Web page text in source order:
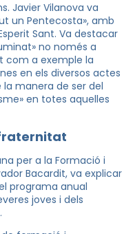
Javier Vilanova va
un Pentecosta», amb
Sant. Va destacar
no només a
com a exemple la
en els diversos actes
manera de ser del
en totes aquelles
per a la Formació i
Bacardit, va explicar
programa anual
joves i dels